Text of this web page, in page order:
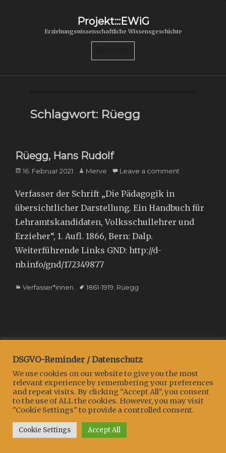
Projekt:::EWiG
Erziehungswissenschaftliche Wissensgeschichte
Schlagwort: Rüegg
Rüegg, Hans Rudolf
Posted
16. Februar 2021 Author
Merve Leave a comment
Verfasser der Schrift „Die Pädagogik in
übersichtlicher Darstellung. Ein Handbuch für
Lehramtskandidaten, Volksschullehrer und
Erzieher“, 1. Aufl. 1866, Bern: Dalp.
Weiterführende Links GND: http://d-
nb.info/gnd/172349877
Categories
Verfasser*innen Tags1861-1919 Rüegg
Clean Education byCatch Themes
DSGVO-Reminder / Datenschutz
We use cookies on our website to give you the most
relevant experience by remembering your preferences
and repeat visits. By clicking “Accept All”, you consent
to the use of ALL the cookies. However, you may visit
"Cookie Settings" to provide a controlled consent.
Cookie Settings Accept All